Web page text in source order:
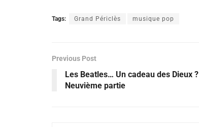
Tags: Grand Périclès musique pop
Previous Post
Les Beatles… Un cadeau des Dieux ?
Neuvième partie